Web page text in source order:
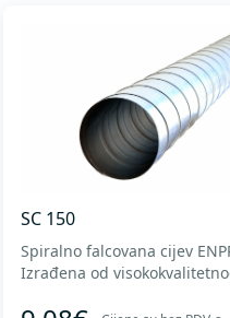
SC 150
Spiralno falcovana cijev
Izrađena od